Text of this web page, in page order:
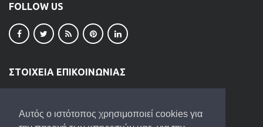
Αυτός ο ιστότοπος χρησιμοποιεί cookies για
FOLLOW US
ΣΤΟΙΧΕΙΑ ΕΠΙΚΟΙΝΩΝΙΑΣ
Τ.Κ. 57013